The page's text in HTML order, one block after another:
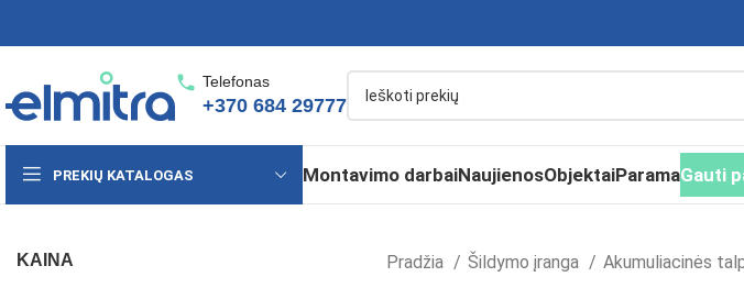
Telefonas
+370 684 29777
PREKIŲ KATALOGAS Montavimo darbaiNaujienosObjektaiParamaGauti
KAINA Pradžia Šildymo įranga Akumuliacinės